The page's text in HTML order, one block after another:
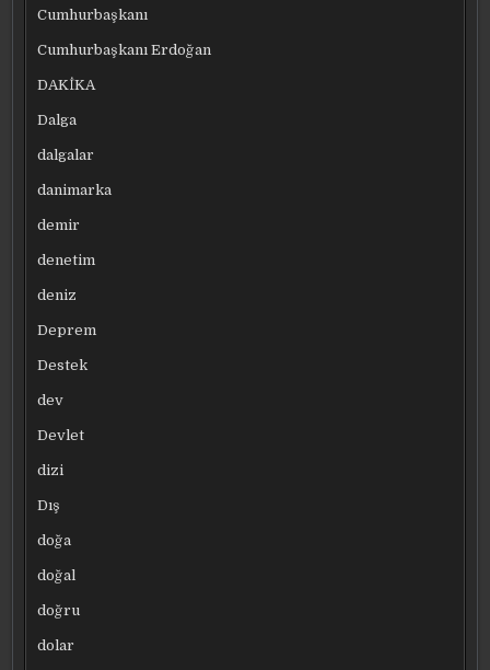
Cumhurbaşkanı
Cumhurbaşkanı Erdoğan
DAKİKA
Dalga
dalgalar
danimarka
demir
denetim
deniz
Deprem
Destek
dev
Devlet
dizi
Dış
doğa
doğal
doğru
dolar